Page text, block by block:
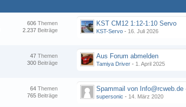
Themen
606
Beiträge
2.237
KST CM12 1:12-1:10 Servo
KST-Servo - 16. Juli 2026
Themen
47
Beiträge
300
Aus Forum abmelden
Tamiya Driver - 1. April 2025
Themen
64
Beiträge
765 supersonic - 14. März 2020